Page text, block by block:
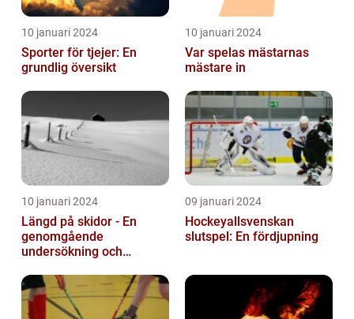
10 januari 2024
Sporter för tjejer: En
grundlig översikt
10 januari 2024
Var spelas mästarnas
mästare in
10 januari 2024
Längd på skidor - En
genomgående
undersökning och
09 januari 2024
Hockeyallsvenskan
slutspel: En fördjupning